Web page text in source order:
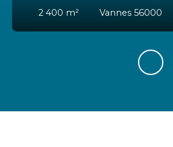
2 400 m² Vannes 56000